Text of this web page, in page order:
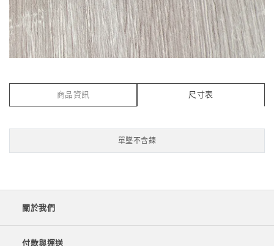
商品資訊 尺寸表
單墜不含鍊
關於我們
付款與運送